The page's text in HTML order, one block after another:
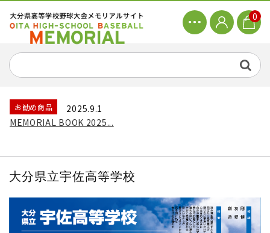
0
お勧め商品
2025.9.1
MEMORIAL BOOK 2025...
大分県立宇佐高等学校